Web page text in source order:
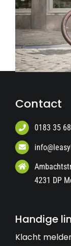
Contact
0183 35
4231 DP
Handige
Klacht